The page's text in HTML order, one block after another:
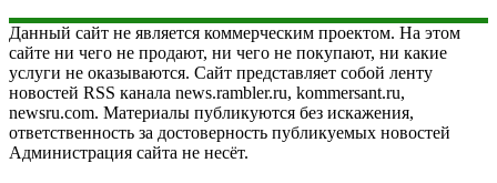
Данный сайт не является коммерческим проектом. На этом
сайте ни чего не продают, ни чего не покупают, ни какие
услуги не оказываются. Сайт представляет собой ленту
новостей RSS канала news.rambler.ru, kommersant.ru,
newsru.com. Материалы публикуются без искажения,
ответственность за достоверность публикуемых новостей
Администрация сайта не несёт.